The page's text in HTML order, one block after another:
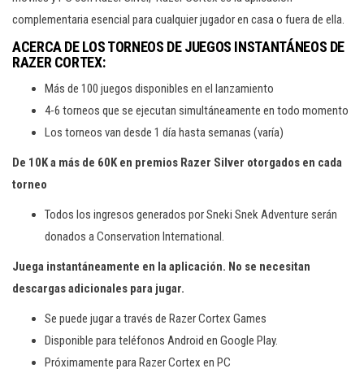
complementaria esencial para cualquier jugador en casa o fuera de ella.
ACERCA DE LOS TORNEOS DE JUEGOS INSTANTÁNEOS DE
RAZER CORTEX:
Más de 100 juegos disponibles en el lanzamiento
4-6 torneos que se ejecutan simultáneamente en todo momento
Los torneos van desde 1 día hasta semanas (varía)
De 10K a más de 60K en premios Razer Silver otorgados en cada
torneo
Todos los ingresos generados por Sneki Snek Adventure serán
donados a Conservation International.
Juega instantáneamente en la aplicación. No se necesitan
descargas adicionales para jugar.
Se puede jugar a través de Razer Cortex Games
Disponible para teléfonos Android en Google Play.
Próximamente para Razer Cortex en PC